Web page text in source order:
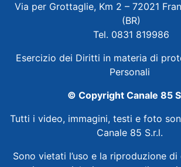
Via per Grottaglie, Km 2 – 72021
(BR)
Tel. 0831 819986
Esercizio dei Diritti in materia di
Personali
© Copyright Canale 85
Tutti i video, immagini, testi e foto
Canale 85 S.r.l.
Sono vietati l’uso e la riproduzione